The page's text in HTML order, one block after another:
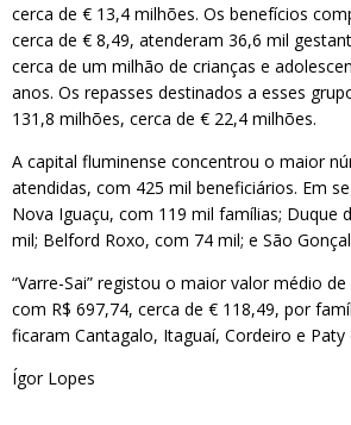
cerca de € 13,4 milhões. Os benefícios
cerca de € 8,49, atenderam 36,6 mil
cerca de um milhão de crianças e
anos. Os repasses destinados a esses
131,8 milhões, cerca de € 22,4 milhões.
A capital fluminense concentrou o maior
atendidas, com 425 mil beneficiários. Em
Nova Iguaçu, com 119 mil famílias; Duque
mil; Belford Roxo, com 74 mil; e São
“Varre-Sai” registou o maior valor médio
com R$ 697,74, cerca de € 118,49, por
ficaram Cantagalo, Itaguaí, Cordeiro e Paty
Ígor Lopes